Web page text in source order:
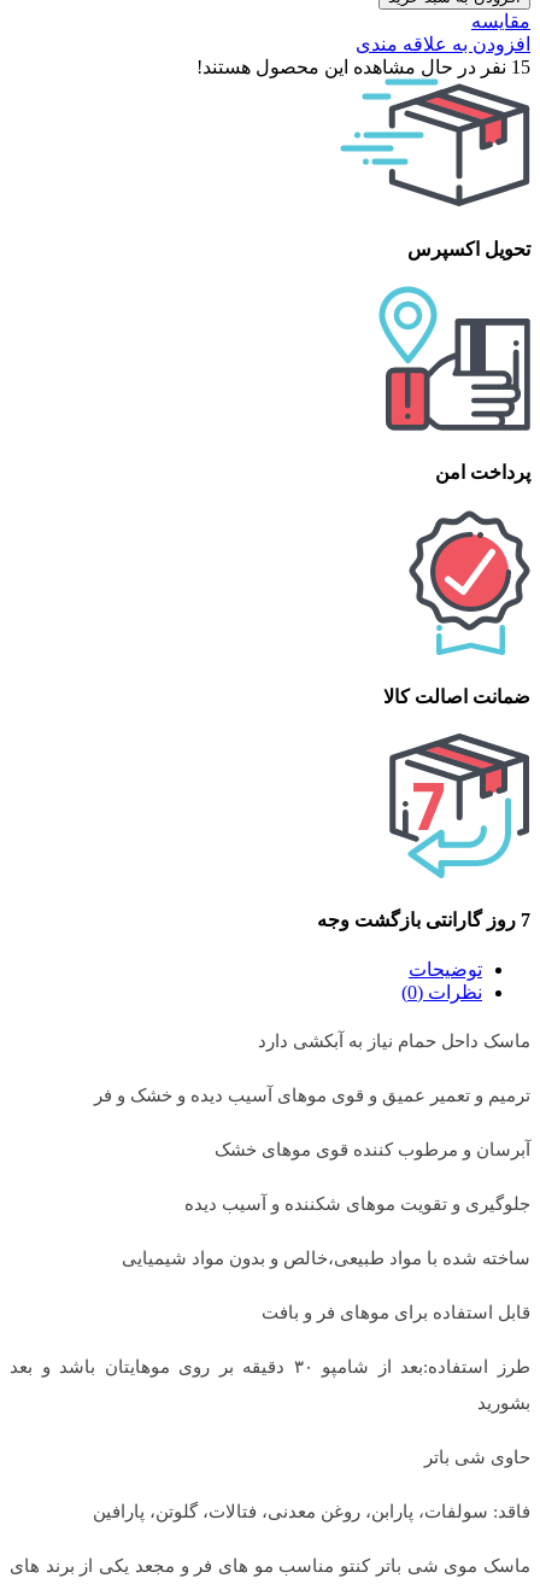
مقایسه
افزودن به علاقه مندی
15 نفر در حال مشاهده این محصول هستند!
تحویل اکسپرس
پرداخت امن
ضمانت اصالت کالا
7 روز گارانتی بازگشت وجه
توضیحات
نظرات (0)
ماسک داحل حمام نیاز به آبکشی دارد
ترمیم و تعمیر عمیق و قوی موهای آسیب دیده و خشک و فر
آبرسان و مرطوب کننده قوی موهای خشک
جلوگیری و تقویت موهای شکننده و آسیب دیده
ساخته شده با مواد طبیعی،خالص و بدون مواد شیمیایی
قابل استفاده برای موهای فر و بافت
طرز استفاده:بعد از شامپو ۳۰ دقیقه بر روی موهایتان باشد و بعد
بشورید
حاوی شی باتر
فاقد: سولفات، پارابن، روغن معدنی، فتالات، گلوتن، پارافین
ماسک موی شی باتر کنتو مناسب مو های فر و مجعد یکی از برند های